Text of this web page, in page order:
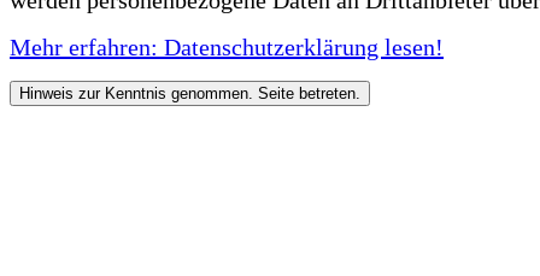
Mehr erfahren: Datenschutzerklärung lesen!
Hinweis zur Kenntnis genommen. Seite betreten.